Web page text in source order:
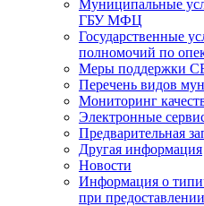
Муниципальные
ГБУ МФЦ
Государственные
полномочий по
Меры поддержки
Перечень видов
Мониторинг
Электронные
Предварительная
Другая информация
Новости
Информация о
при